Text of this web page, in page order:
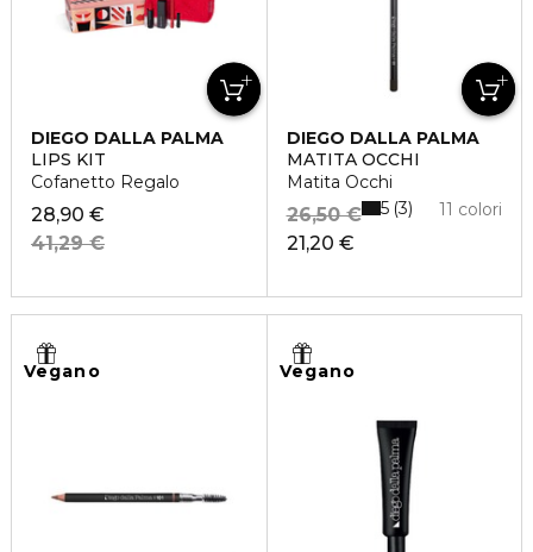
DIEGO DALLA PALMA
LIPS KIT
Cofanetto Regalo
28,90 €
41,29 €
DIEGO DALLA PALMA
MATITA OCCHI
Matita Occhi
21,20 €
26,50 € 11 colori
5 3
Vegano Vegano